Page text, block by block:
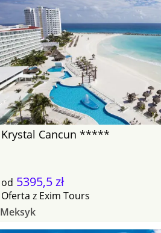
Krystal Cancun *****
od 5395,5 zł
Oferta z Exim Tours
Meksyk